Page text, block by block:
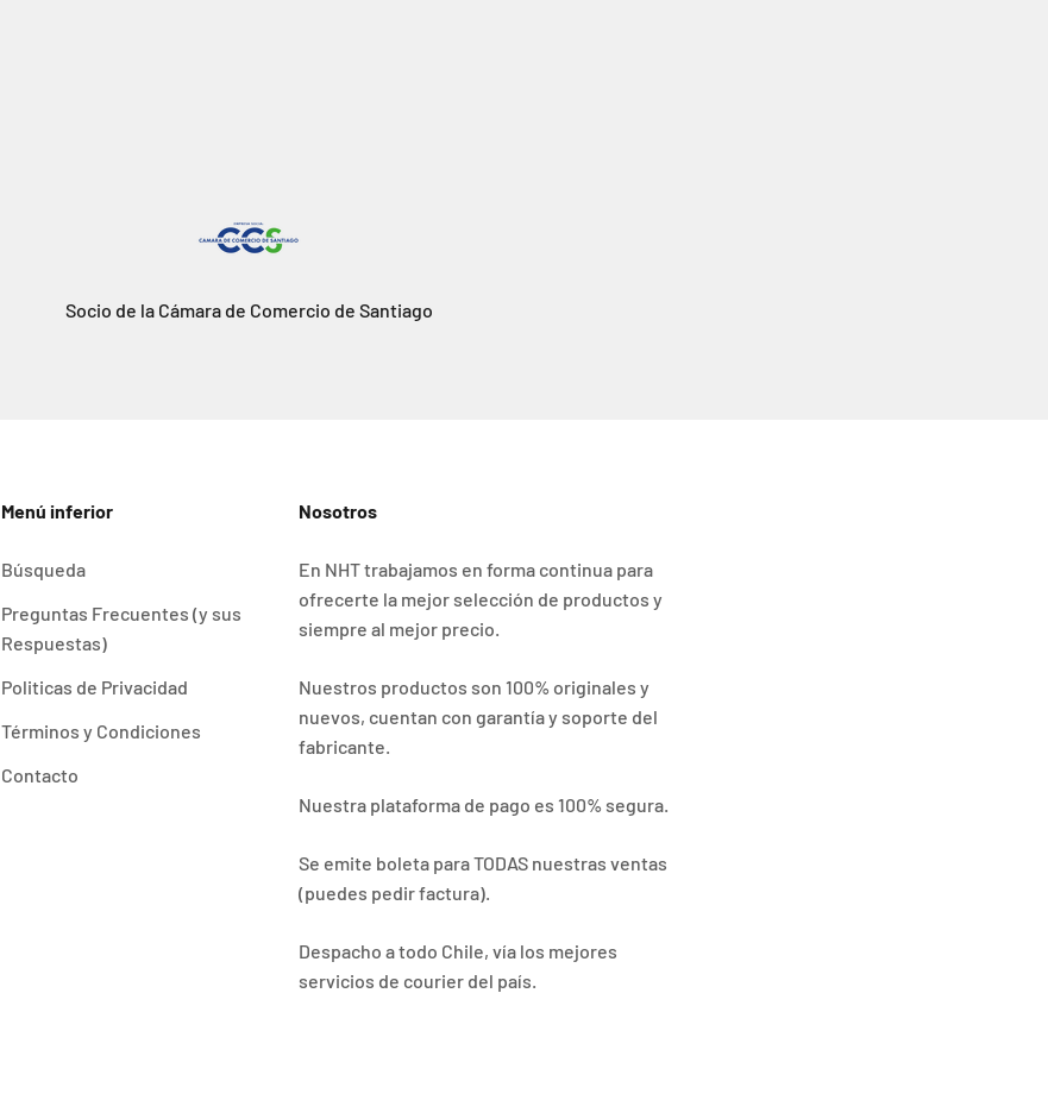
Socio de la Cámara de Comercio de Santiago
Menú inferior
Búsqueda
Preguntas Frecuentes (y sus
Respuestas)
Politicas de Privacidad
Términos y Condiciones
Contacto
Nosotros
En NHT trabajamos en forma continua para
ofrecerte la mejor selección de productos y
siempre al mejor precio.
Nuestros productos son 100% originales y
nuevos, cuentan con garantía y soporte del
fabricante.
Nuestra plataforma de pago es 100% segura.
Se emite boleta para TODAS nuestras ventas
(puedes pedir factura).
Despacho a todo Chile, vía los mejores
servicios de courier del país.